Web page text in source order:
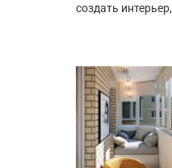
создать интерьер,